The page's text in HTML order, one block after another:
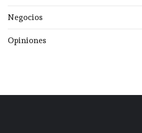
Negocios
Opiniones